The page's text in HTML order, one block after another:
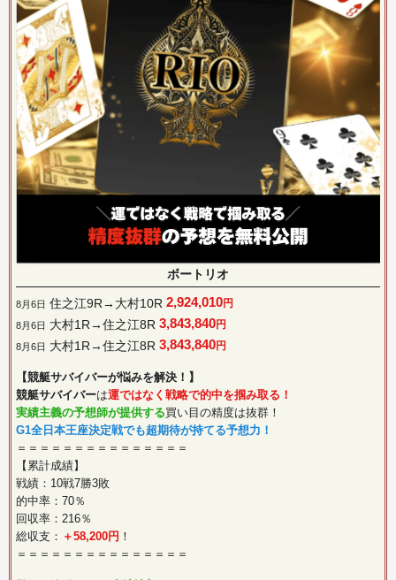
ボートリオ
8月6日 住之江9R→大村10R 2,924,010円
8月6日 大村1R→住之江8R 3,843,840円
8月6日 大村1R→住之江8R 3,843,840円
【競艇サバイバーが悩みを解決！】
競艇サバイバーは運ではなく戦略で的中を掴み取る！
実績主義の予想師が提供する買い目の精度は抜群！
G1全日本王座決定戦でも超期待が持てる予想力！
＝＝＝＝＝＝＝＝＝＝＝＝＝＝＝
【累計成績】
戦績：10戦7勝3敗
的中率：70％
回収率：216％
総収支： ＋58,200円 ！
＝＝＝＝＝＝＝＝＝＝＝＝＝＝＝